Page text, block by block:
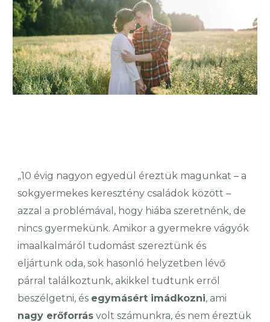
„10 évig nagyon egyedül éreztük magunkat – a
sokgyermekes keresztény családok között –
azzal a problémával, hogy hiába szeretnénk, de
nincs gyermekünk. Amikor a gyermekre vágyók
imaalkalmáról tudomást szereztünk és
eljártunk oda, sok hasonló helyzetben lévő
párral találkoztunk, akikkel tudtunk erről
beszélgetni, és egymásért imádkozni, ami
nagy erőforrás volt számunkra, és nem éreztük